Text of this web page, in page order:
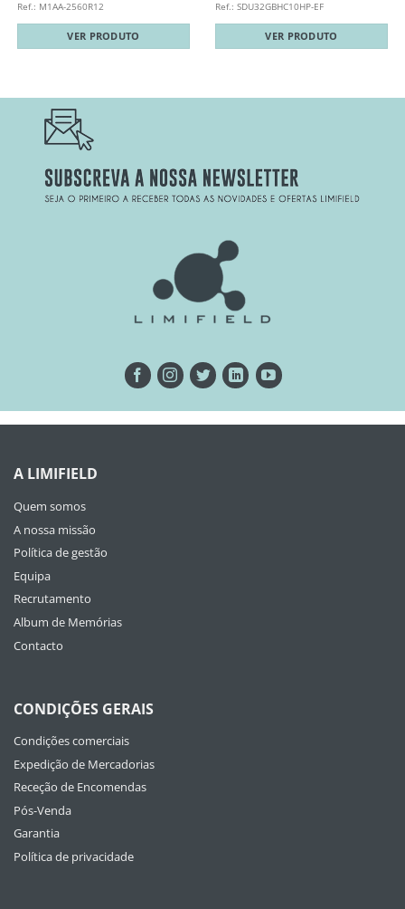
Ref.: M1AA-2560R12
VER PRODUTO
Ref.: SDU32GBHC10HP-EF
VER PRODUTO
A LIMIFIELD
Quem somos
A nossa missão
Política de gestão
Equipa
Recrutamento
Album de Memórias
Contacto
CONDIÇÕES GERAIS
Condições comerciais
Expedição de Mercadorias
Receção de Encomendas
Pós-Venda
Garantia
Política de privacidade